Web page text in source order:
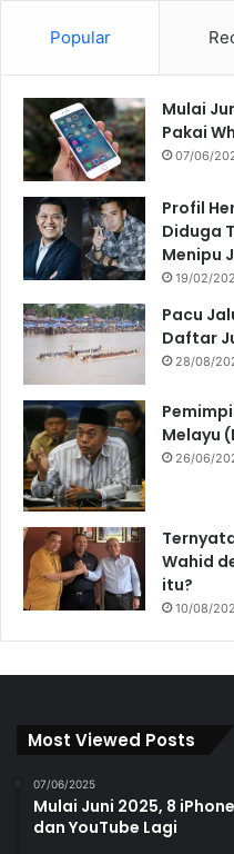
Popular
Mulai
Pakai
07/06/
Profil
Diduga
Menipu
19/02/
Pacu
Daftar
28/08/
Melayu
26/06/
Wahid
itu?
10/08/
Most Viewed Posts
07/06/2025
Mulai Juni 2025, 8
dan YouTube Lagi